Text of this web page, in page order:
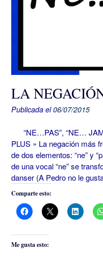
LA
Publicada el06/07/2015
“NE…PAS”, “NE…
PLUS » La negación más
de dos elementos: “ne” y
de una vocal “ne” se
danser (A Pedro no le
Comparte esto:
Me gusta esto: